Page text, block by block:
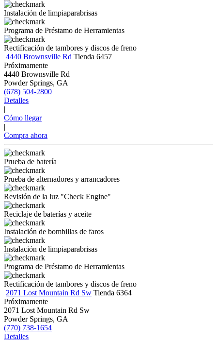
Instalación de limpiaparabrisas
Programa de Préstamo de Herramientas
Rectificación de tambores y discos de freno
4440 Brownsville Rd Tienda 6457
Próximamente
4440 Brownsville Rd
Powder Springs, GA
(678) 504-2800
Detalles
|
Cómo llegar
|
Compra ahora
Prueba de batería
Prueba de alternadores y arrancadores
Revisión de la luz "Check Engine"
Reciclaje de baterías y aceite
Instalación de bombillas de faros
Instalación de limpiaparabrisas
Programa de Préstamo de Herramientas
Rectificación de tambores y discos de freno
2071 Lost Mountain Rd Sw Tienda 6364
Próximamente
2071 Lost Mountain Rd Sw
Powder Springs, GA
(770) 738-1654
Detalles